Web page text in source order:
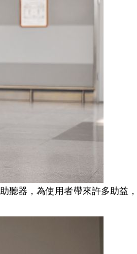
助聽器，為使用者帶來許多助益，